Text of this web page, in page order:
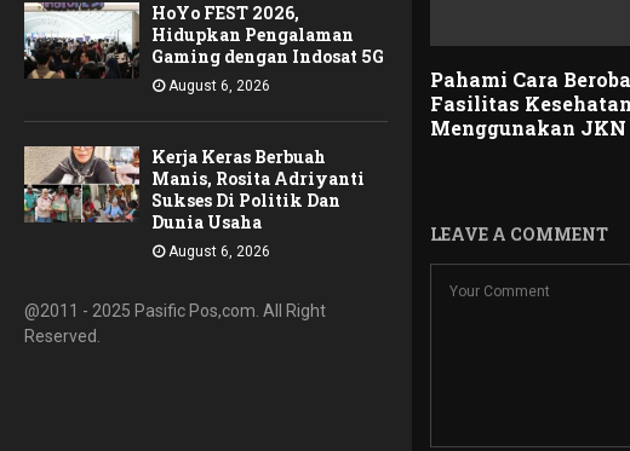
HoYo FEST 2026,
Hidupkan Pengalaman
Gaming dengan Indosat 5G
August 6, 2026
Kerja Keras Berbuah
Manis, Rosita Adriyanti
Sukses Di Politik Dan
Dunia Usaha
August 6, 2026
@2011 - 2025 Pasific Pos,com. All Right
Reserved.
Pahami Cara
Fasilitas Kesehatan
Menggunakan JKN
LEAVE A COMMENT